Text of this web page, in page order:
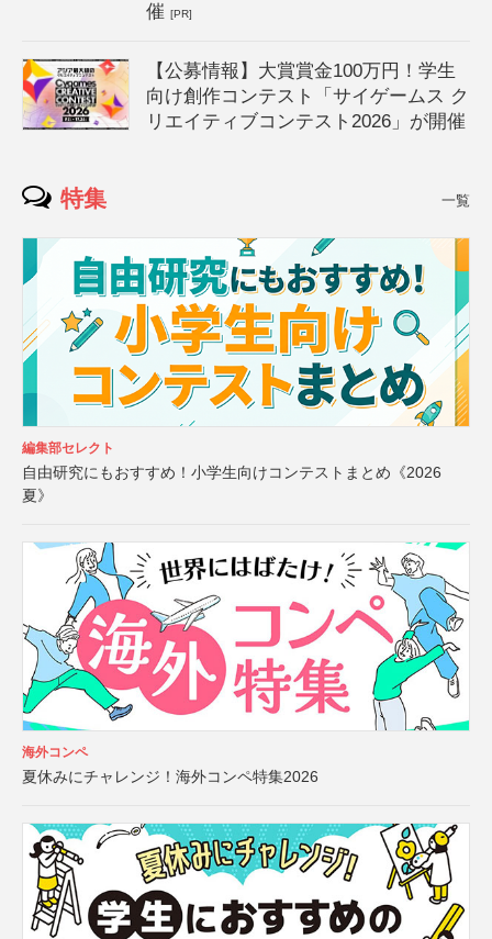
催[PR]
【公募情報】大賞賞金100万円！学生
向け創作コンテスト「サイゲームス ク
リエイティブコンテスト2026」が開催
特集 一覧
編集部セレクト
自由研究にもおすすめ！小学生向けコンテストまとめ《2026
夏》
海外コンペ
夏休みにチャレンジ！海外コンペ特集2026